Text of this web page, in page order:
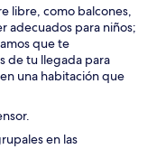
libre, como balcones,
adecuados para niños;
que te
de tu llegada para
una habitación que
en las